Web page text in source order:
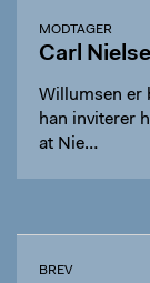
MODTAGER
Carl
Willumsen er
han inviterer
at Nie…
BREV